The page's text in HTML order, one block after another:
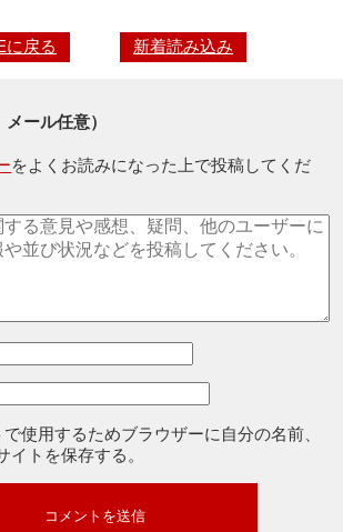
に戻る 新着読み込み
ール任意）
をよくお読みになった上で投稿してくだ
使用するためブラウザーに自分の名前、
イトを保存する。